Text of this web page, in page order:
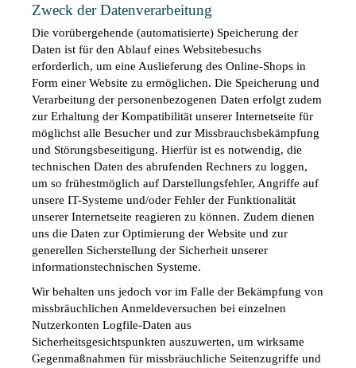
Zweck der Datenverarbeitung
Die vorübergehende (automatisierte) Speicherung der
Daten ist für den Ablauf eines Websitebesuchs
erforderlich, um eine Auslieferung des Online-Shops in
Form einer Website zu ermöglichen. Die Speicherung und
Verarbeitung der personenbezogenen Daten erfolgt zudem
zur Erhaltung der Kompatibilität unserer Internetseite für
möglichst alle Besucher und zur Missbrauchsbekämpfung
und Störungsbeseitigung. Hierfür ist es notwendig, die
technischen Daten des abrufenden Rechners zu loggen,
um so frühestmöglich auf Darstellungsfehler, Angriffe auf
unsere IT-Systeme und/oder Fehler der Funktionalität
unserer Internetseite reagieren zu können. Zudem dienen
uns die Daten zur Optimierung der Website und zur
generellen Sicherstellung der Sicherheit unserer
informationstechnischen Systeme.
Wir behalten uns jedoch vor im Falle der Bekämpfung von
missbräuchlichen Anmeldeversuchen bei einzelnen
Nutzerkonten Logfile-Daten aus
Sicherheitsgesichtspunkten auszuwerten, um wirksame
Gegenmaßnahmen für missbräuchliche Seitenzugriffe und